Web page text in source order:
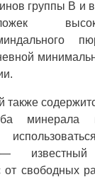
группы B и
также
минерала
свободных